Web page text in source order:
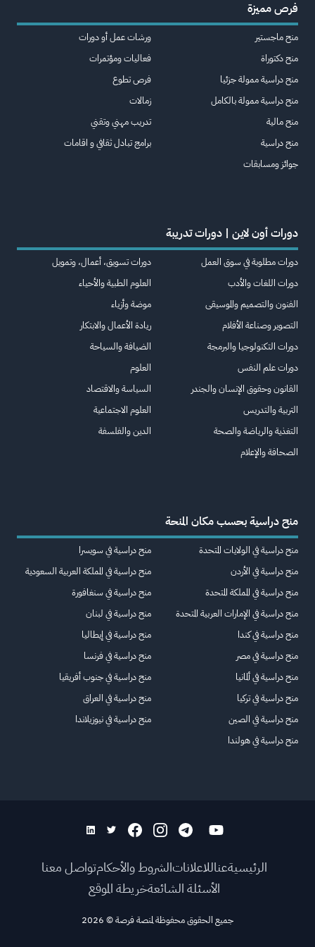
فرص مميزة
منح ماجستير
منح دكتوراة
منح دراسية ممولة جزئيا
منح دراسية ممولة بالكامل
منح مالية
منح دراسية
جوائز ومسابقات
ورشات عمل أو دورات
فعاليات ومؤتمرات
فرص تطوع
زمالات
تدريب مهني وتقني
برامج تبادل ثقافي و اقامات
دورات أون لاين | دورات تدريبة
دورات مطلوبة في سوق العمل
دورات اللغات والأدب
الفنون والتصميم والموسيقى
التصوير وصناعة الأفلام
دورات التكنولوجيا والبرمجة
دورات علم النفس
القانون وحقوق الإنسان والجندر
التربية والتدريس
التغذية والرياضة والصحة
الصحافة والإعلام
دورات تسويق، أعمال، وتمويل
العلوم الطبية والأحياء
موضة وأزياء
ريادة الأعمال والابتكار
الضيافة والسياحة
العلوم
السياسة والاقتصاد
العلوم الاجتماعية
الدين والفلسفة
منح دراسية بحسب مكان المنحة
منح دراسية في الولايات المتحدة
منح دراسية في الأردن
منح دراسية في المملكة المتحدة
منح دراسية في الإمارات العربية المتحدة
منح دراسية في كندا
منح دراسية في مصر
منح دراسية في ألمانيا
منح دراسية في تركيا
منح دراسية في الصين
منح دراسية في هولندا
منح دراسية في سويسرا
منح دراسية في المملكة العربية السعودية
منح دراسية في سنغافورة
منح دراسية في لبنان
منح دراسية في إيطاليا
منح دراسية في فرنسا
منح دراسية في جنوب أفريقيا
منح دراسية في العراق
منح دراسية في نيوزيلاندا
الرئيسيةعناللاعلاناتالشروط والأحكامتواصل معنا
الأسئلة الشائعةخريطة الموقع
جميع الحقوق محفوظة لمنصة فرصة©
2026